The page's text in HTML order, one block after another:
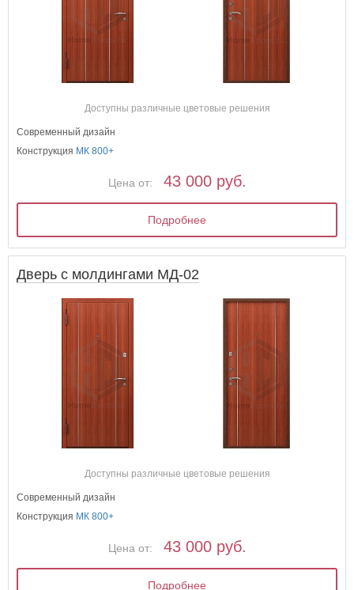
Доступны различные цветовые решения
Современный дизайн
Конструкция МК 800+
Цена от: 43 000 руб.
Подробнее
Дверь с молдингами МД-02
Доступны различные цветовые решения
Современный дизайн
Конструкция МК 800+
Цена от: 43 000 руб.
Подробнее